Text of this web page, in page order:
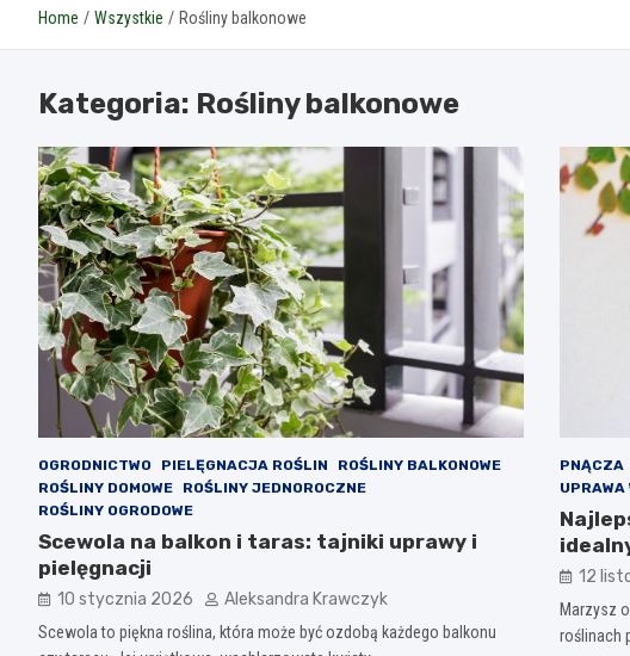
Home Wszystkie Rośliny balkonowe
Kategoria: Rośliny balkonowe
OGRODNICTWO PIELĘGNACJA ROŚLIN
ROŚLINY BALKONOWE
ROŚLINY DOMOWE
ROŚLINY JEDNOROCZNE
ROŚLINY OGRODOWE
Scewola na balkon i taras: tajniki uprawy i
pielęgnacji
10 stycznia 2026 Aleksandra Krawczyk
Scewola to piękna roślina, która może być ozdobą każdego balkonu
PNĄCZA
UPRAWA
12
Marzysz
roślinach